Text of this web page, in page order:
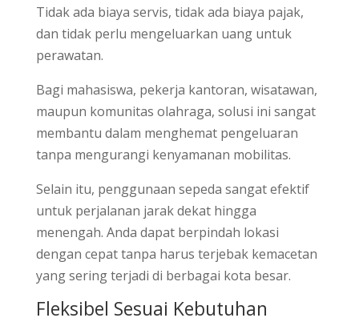
Tidak ada biaya servis, tidak ada biaya pajak,
dan tidak perlu mengeluarkan uang untuk
perawatan.
Bagi mahasiswa, pekerja kantoran, wisatawan,
maupun komunitas olahraga, solusi ini sangat
membantu dalam menghemat pengeluaran
tanpa mengurangi kenyamanan mobilitas.
Selain itu, penggunaan sepeda sangat efektif
untuk perjalanan jarak dekat hingga
menengah. Anda dapat berpindah lokasi
dengan cepat tanpa harus terjebak kemacetan
yang sering terjadi di berbagai kota besar.
Fleksibel Sesuai Kebutuhan